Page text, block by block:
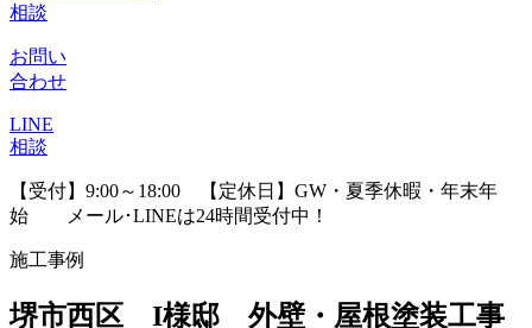
相談
お問い
合わせ
LINE
相談
【受付】9:00～18:00 【定休日】GW・夏季休暇・年末年
始 メール･LINEは24時間受付中！
施工事例
堺市西区 I様邸 外壁・屋根塗装工事